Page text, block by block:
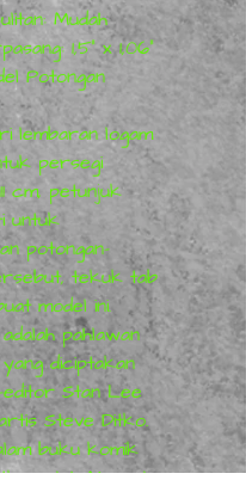
Mudah
1,5" x 1,06"
Potongan
lembaran logam
persegi
cm, petunjuk
untuk
potongan-
tekuk tab
model ini.
pahlawan
diciptakan
editor Stan Lee
Steve Ditko.
buku komik
oleh Marvel